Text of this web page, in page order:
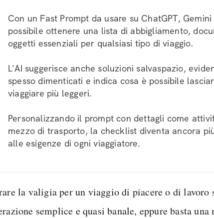
Con un Fast Prompt da usare su ChatGPT,
possibile ottenere una lista di abbigliamento,
oggetti essenziali per qualsiasi tipo di viaggio.
L'AI suggerisce anche soluzioni salvaspazio,
spesso dimenticati e indica cosa è possibile
viaggiare più leggeri.
Personalizzando il prompt con dettagli come
mezzo di trasporto, la checklist diventa ancora
alle esigenze di ogni viaggiatore.
la valigia per un viaggio di piacere o di lavoro
semplice e quasi banale, eppure basta